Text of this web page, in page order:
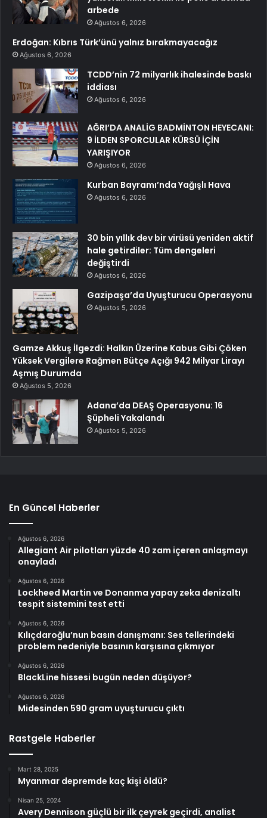
arbede
Ağustos 6, 2026
Erdoğan: Kıbrıs Türk’ünü yalnız bırakmayacağız
Ağustos 6, 2026
TCDD’nin 72 milyarlık ihalesinde baskı
iddiası
Ağustos 6, 2026
AĞRI’DA ANALİG BADMİNTON HEYECANI:
9 İLDEN SPORCULAR KÜRSÜ İÇİN
YARIŞIYOR
Ağustos 6, 2026
Kurban Bayramı’nda Yağışlı Hava
Ağustos 6, 2026
30 bin yıllık dev bir virüsü yeniden aktif
hale getirdiler: Tüm dengeleri
değiştirdi
Ağustos 6, 2026
Gazipaşa’da Uyuşturucu Operasyonu
Ağustos 5, 2026
Gamze Akkuş İlgezdi: Halkın Üzerine Kabus Gibi Çöken
Yüksek Vergilere Rağmen Bütçe Açığı 942 Milyar Lirayı
Aşmış Durumda
Ağustos 5, 2026
Adana’da DEAŞ Operasyonu: 16
Şüpheli Yakalandı
Ağustos 5, 2026
En Güncel Haberler
Ağustos 6, 2026
Allegiant Air pilotları yüzde 40 zam içeren anlaşmayı
onayladı
Ağustos 6, 2026
Lockheed Martin ve Donanma yapay zeka denizaltı
tespit sistemini test etti
Ağustos 6, 2026
Kılıçdaroğlu’nun basın danışmanı: Ses tellerindeki
problem nedeniyle basının karşısına çıkmıyor
Ağustos 6, 2026
BlackLine hissesi bugün neden düşüyor?
Ağustos 6, 2026
Midesinden 590 gram uyuşturucu çıktı
Rastgele Haberler
Mart 28, 2025
Myanmar depremde kaç kişi öldü?
Nisan 25, 2024
Avery Dennison güçlü bir ilk çeyrek geçirdi, analist